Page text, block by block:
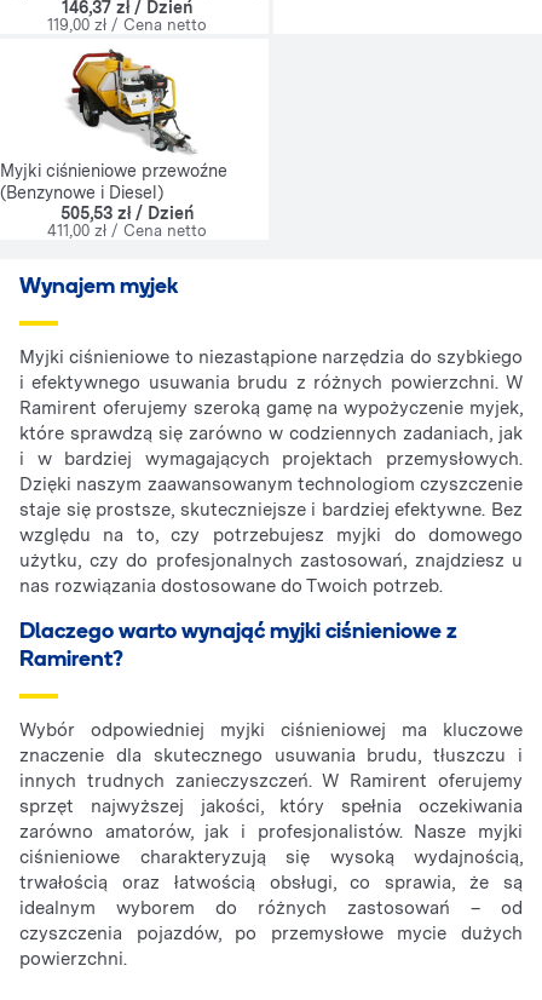
146,37 zł / Dzień
119,00 zł / Cena netto
Myjki ciśnieniowe przewoźne
(Benzynowe i Diesel)
505,53 zł / Dzień
411,00 zł / Cena netto
Wynajem myjek
Myjki ciśnieniowe to niezastąpione narzędzia do szybkiego
i efektywnego usuwania brudu z różnych powierzchni. W
Ramirent oferujemy szeroką gamę na wypożyczenie myjek,
które sprawdzą się zarówno w codziennych zadaniach, jak
i w bardziej wymagających projektach przemysłowych.
Dzięki naszym zaawansowanym technologiom czyszczenie
staje się prostsze, skuteczniejsze i bardziej efektywne. Bez
względu na to, czy potrzebujesz myjki do domowego
użytku, czy do profesjonalnych zastosowań, znajdziesz u
nas rozwiązania dostosowane do Twoich potrzeb.
Dlaczego warto wynająć myjki ciśnieniowe z
Ramirent?
Wybór odpowiedniej myjki ciśnieniowej ma kluczowe
znaczenie dla skutecznego usuwania brudu, tłuszczu i
innych trudnych zanieczyszczeń. W Ramirent oferujemy
sprzęt najwyższej jakości, który spełnia oczekiwania
zarówno amatorów, jak i profesjonalistów. Nasze myjki
ciśnieniowe charakteryzują się wysoką wydajnością,
trwałością oraz łatwością obsługi, co sprawia, że są
idealnym wyborem do różnych zastosowań – od
czyszczenia pojazdów, po przemysłowe mycie dużych
powierzchni.